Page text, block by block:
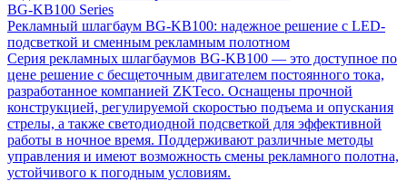
BG-KB100 Series
Рекламный шлагбаум BG-KB100: надежное решение с LED-
подсветкой и сменным рекламным полотном
Серия рекламных шлагбаумов BG-KB100 — это доступное по
цене решение с бесщеточным двигателем постоянного тока,
разработанное компанией ZKTeco. Оснащены прочной
конструкцией, регулируемой скоростью подъема и опускания
стрелы, а также светодиодной подсветкой для эффективной
работы в ночное время. Поддерживают различные методы
управления и имеют возможность смены рекламного полотна,
устойчивого к погодным условиям.